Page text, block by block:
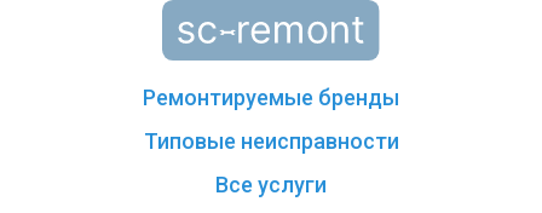
Ремонтируемые бренды
Типовые неисправности
Все услуги